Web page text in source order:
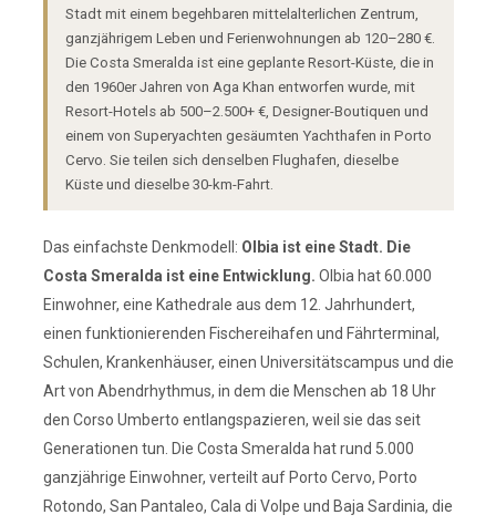
Stadt mit einem begehbaren mittelalterlichen Zentrum,
ganzjährigem Leben und Ferienwohnungen ab 120–280 €.
Die Costa Smeralda ist eine geplante Resort-Küste, die in
den 1960er Jahren von Aga Khan entworfen wurde, mit
Resort-Hotels ab 500–2.500+ €, Designer-Boutiquen und
einem von Superyachten gesäumten Yachthafen in Porto
Cervo. Sie teilen sich denselben Flughafen, dieselbe
Küste und dieselbe 30-km-Fahrt.
Das einfachste Denkmodell: Olbia ist eine Stadt. Die
Costa Smeralda ist eine Entwicklung. Olbia hat 60.000
Einwohner, eine Kathedrale aus dem 12. Jahrhundert,
einen funktionierenden Fischereihafen und Fährterminal,
Schulen, Krankenhäuser, einen Universitätscampus und die
Art von Abendrhythmus, in dem die Menschen ab 18 Uhr
den Corso Umberto entlangspazieren, weil sie das seit
Generationen tun. Die Costa Smeralda hat rund 5.000
ganzjährige Einwohner, verteilt auf Porto Cervo, Porto
Rotondo, San Pantaleo, Cala di Volpe und Baja Sardinia, die